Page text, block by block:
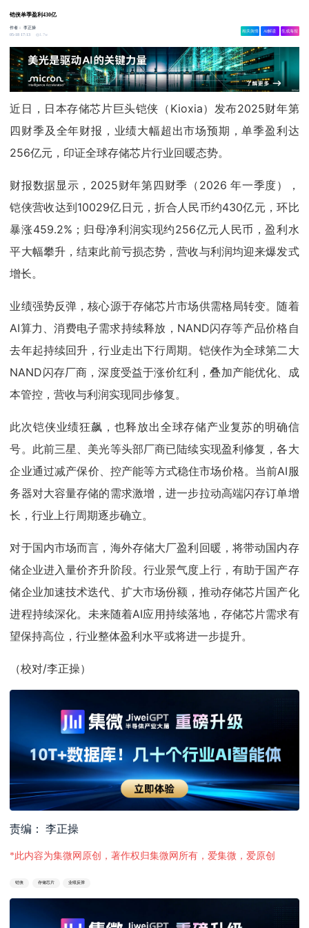
铠侠单季盈利430亿
作者：李正操
05-18 17:13
1.7w
相关舆情 AI解读 生成海报
近日，日本存储芯片巨头铠侠（Kioxia）发布2025财年第
四财季及全年财报，业绩大幅超出市场预期，单季盈利达
256亿元，印证全球存储芯片行业回暖态势。
财报数据显示，2025财年第四财季（2026 年一季度），
铠侠营收达到10029亿日元，折合人民币约430亿元，环比
暴涨459.2%；归母净利润实现约256亿元人民币，盈利水
平大幅攀升，结束此前亏损态势，营收与利润均迎来爆发式
增长。
业绩强势反弹，核心源于存储芯片市场供需格局转变。随着
AI算力、消费电子需求持续释放，NAND闪存等产品价格自
去年起持续回升，行业走出下行周期。铠侠作为全球第二大
NAND闪存厂商，深度受益于涨价红利，叠加产能优化、成
本管控，营收与利润实现同步修复。
此次铠侠业绩狂飙，也释放出全球存储产业复苏的明确信
号。此前三星、美光等头部厂商已陆续实现盈利修复，各大
企业通过减产保价、控产能等方式稳住市场价格。当前AI服
务器对大容量存储的需求激增，进一步拉动高端闪存订单增
长，行业上行周期逐步确立。
对于国内市场而言，海外存储大厂盈利回暖，将带动国内存
储企业进入量价齐升阶段。行业景气度上行，有助于国产存
储企业加速技术迭代、扩大市场份额，推动存储芯片国产化
进程持续深化。未来随着AI应用持续落地，存储芯片需求有
望保持高位，行业整体盈利水平或将进一步提升。
（校对/李正操）
责编： 李正操
*此内容为集微网原创，著作权归集微网所有，爱集微，爱原创
铠侠 存储芯片 业绩反弹